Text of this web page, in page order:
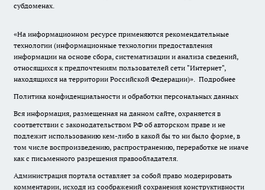
субдоменах.
«На информационном ресурсе применяются рекомендательные
технологии (информационные технологии предоставления
информации на основе сбора, систематизации и анализа сведений,
относящихся к предпочтениям пользователей сети "Интернет",
находящихся на территории Российской Федерации)». Подробнее
Политика конфиденциальности и обработки персональных данных
Вся информация, размещенная на данном сайте, охраняется в
соответствии с законодательством РФ об авторском праве и не
подлежит использованию кем-либо в какой бы то ни было форме, в
том числе воспроизведению, распространению, переработке не иначе
как с письменного разрешения правообладателя.
Администрация портала оставляет за собой право модерировать
комментарии, исходя из соображений сохранения конструктивности